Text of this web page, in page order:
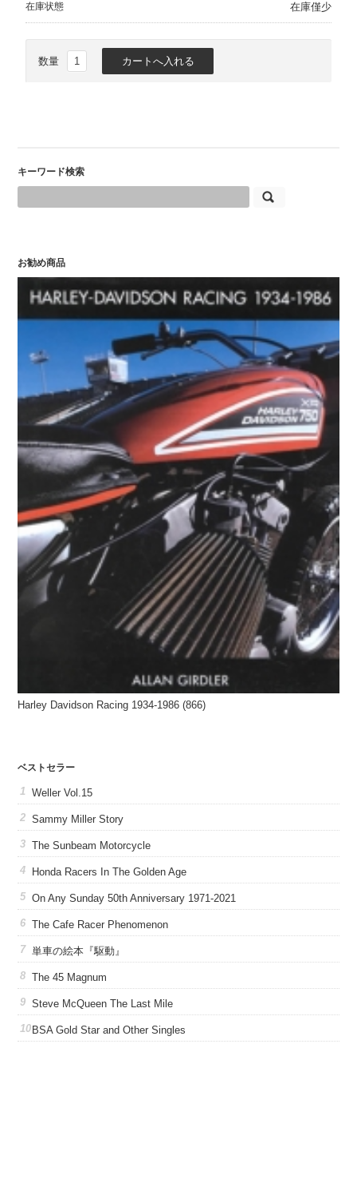
在庫状態 在庫僅少
数量
キーワード検索
お勧め商品
Harley Davidson Racing 1934-1986 (866)
ベストセラー
Weller Vol.15
Sammy Miller Story
The Sunbeam Motorcycle
Honda Racers In The Golden Age
On Any Sunday 50th Anniversary 1971-2021
The Cafe Racer Phenomenon
単車の絵本『駆動』
The 45 Magnum
Steve McQueen The Last Mile
BSA Gold Star and Other Singles